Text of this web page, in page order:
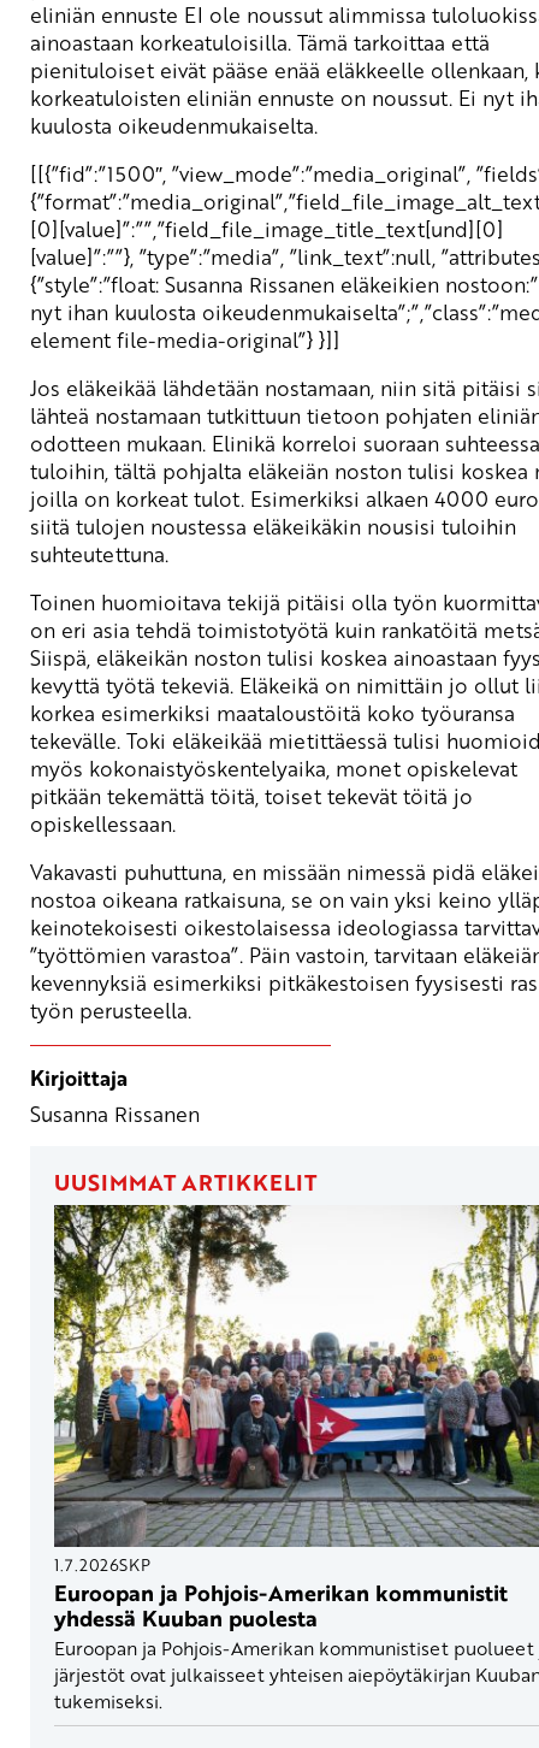
eliniän ennuste EI ole noussut alimmissa
ainoastaan korkeatuloisilla. Tämä tarkoittaa että
pienituloiset eivät pääse enää eläkkeelle ollenkaan,
korkeatuloisten eliniän ennuste on noussut. Ei nyt
kuulosta oikeudenmukaiselta.
[[{”fid”:”1500″, ”view_mode”:”media_original”,
[0][value]”:””,”field_file_image_title_text[und][0]
[value]”:””}, ”type”:”media”, ”link_text”:null,
{”style”:”float: Susanna Rissanen eläkeikien
nyt ihan kuulosta
element file-media-original”} }]]
Jos eläkeikää lähdetään nostamaan, niin sitä pitäisi
lähteä nostamaan tutkittuun tietoon pohjaten
odotteen mukaan. Elinikä korreloi suoraan suhteessa
tuloihin, tältä pohjalta eläkeiän noston tulisi koskea
joilla on korkeat tulot. Esimerkiksi alkaen 4000
siitä tulojen noustessa eläkeikäkin nousisi tuloihin
suhteutettuna.
Toinen huomioitava tekijä pitäisi olla työn
on eri asia tehdä toimistotyötä kuin rankatöitä
Siispä, eläkeikän noston tulisi koskea ainoastaan
kevyttä työtä tekeviä. Eläkeikä on nimittäin jo ollut
korkea esimerkiksi maataloustöitä koko työuransa
tekevälle. Toki eläkeikää mietittäessä tulisi
myös kokonaistyöskentelyaika, monet opiskelevat
pitkään tekemättä töitä, toiset tekevät töitä jo
opiskellessaan.
Vakavasti puhuttuna, en missään nimessä pidä
nostoa oikeana ratkaisuna, se on vain yksi keino
keinotekoisesti oikestolaisessa ideologiassa
”työttömien varastoa”. Päin vastoin, tarvitaan
kevennyksiä esimerkiksi pitkäkestoisen fyysisesti
työn perusteella.
Kirjoittaja
Susanna Rissanen
UUSIMMAT ARTIKKELIT
1.7.2026SKP
Euroopan ja Pohjois-Amerikan kommunistit
yhdessä Kuuban puolesta
Euroopan ja Pohjois-Amerikan kommunistiset puolueet
järjestöt ovat julkaisseet yhteisen aiepöytäkirjan
tukemiseksi.